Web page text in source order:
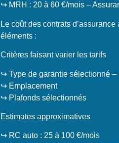
↪️ MRH : 20 à 60 €/mois –
Le coût des contrats
éléments :
Critères faisant varier les tarifs
↪️ Type de garantie sélectionné –
↪️ Emplacement
↪️ Plafonds sélectionnés
Estimates approximatives
↪️ RC auto : 25 à 100 €/mois